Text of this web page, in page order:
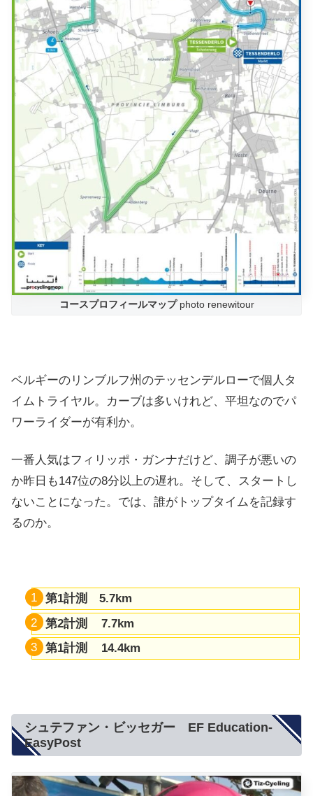
コースプロフィールマップphoto renewitour
ベルギーのリンブルフ州のテッセンデルローで個人タ
イムトライヤル。カーブは多いけれど、平坦なのでパ
ワーライダーが有利か。
一番人気はフィリッポ・ガンナだけど、調子が悪いの
か昨日も147位の8分以上の遅れ。そして、スタートし
ないことになった。では、誰がトップタイムを記録す
るのか。
第1計測 5.7km
第2計測 7.7km
第1計測 14.4km
シュテファン・ビッセガー EF Education-
EasyPost